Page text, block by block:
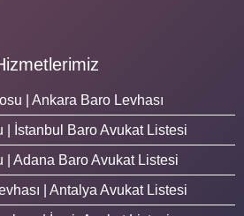
| Ankara Baro Levhası
| İstanbul Baro Avukat Listesi
| Adana Baro Avukat Listesi
| Antalya Avukat Listesi